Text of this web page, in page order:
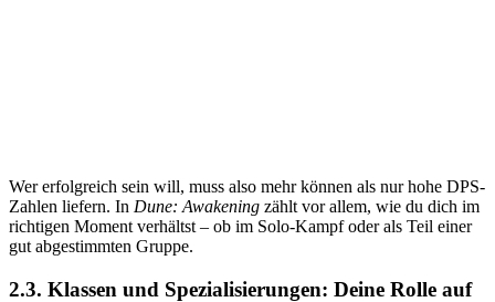
Wer erfolgreich sein will, muss also mehr können als nur hohe DPS-
Zahlen liefern. In Dune: Awakening zählt vor allem, wie du dich im
richtigen Moment verhältst – ob im Solo-Kampf oder als Teil einer
gut abgestimmten Gruppe.
2.3. Klassen und Spezialisierungen: Deine Rolle auf